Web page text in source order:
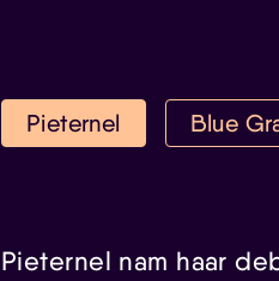
Pieternel Blue
Pieternel nam haar